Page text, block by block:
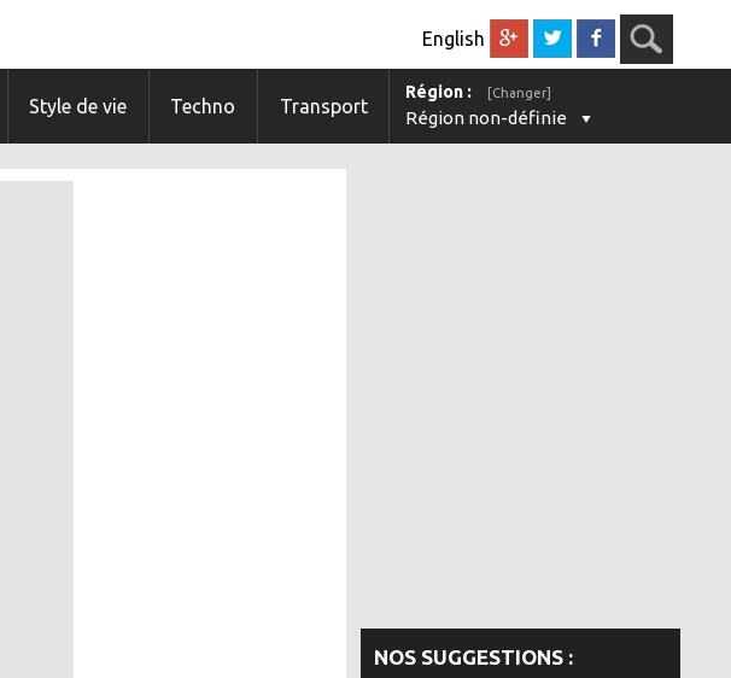
English
Style de vie Techno Transport
Région : [Changer]
Région non-définie
NOS SUGGESTIONS :